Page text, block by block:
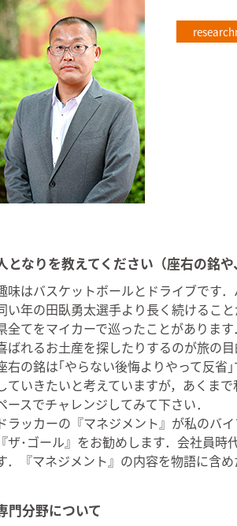
となりを教えてください（座右の銘や
味はバスケットボールとドライブです
い年の田臥勇太選手より長く続けるこ
全てをマイカーで巡ったことがありま
ばれるお土産を探したりするのが旅の目
右の銘は｢やらない後悔よりやって反省
ていきたいと考えていますが，あくま
ースでチャレンジしてみて下さい．
ラッカーの『マネジメント』が私のバ
『ザ･ゴール』をお勧めします．会社員
．『マネジメント』の内容を物語に含
門分野について